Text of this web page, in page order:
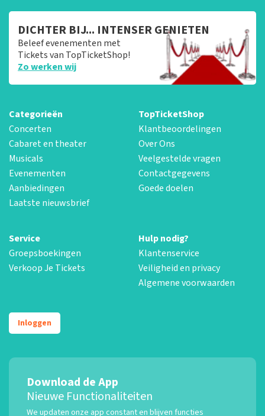
DICHTER BIJ... INTENSER GENIETEN
Beleef evenementen met
Tickets van TopTicketShop!
Zo werken wij
Categorieën
Concerten
Cabaret en theater
Musicals
Evenementen
Aanbiedingen
Laatste nieuwsbrief
TopTicketShop
Klantbeoordelingen
Over Ons
Veelgestelde vragen
Contactgegevens
Goede doelen
Service
Groepsboekingen
Verkoop Je Tickets
Hulp nodig?
Klantenservice
Veiligheid en privacy
Algemene voorwaarden
Inloggen
Download de App
Nieuwe Functionaliteiten
We updaten onze app constant en blijven functies